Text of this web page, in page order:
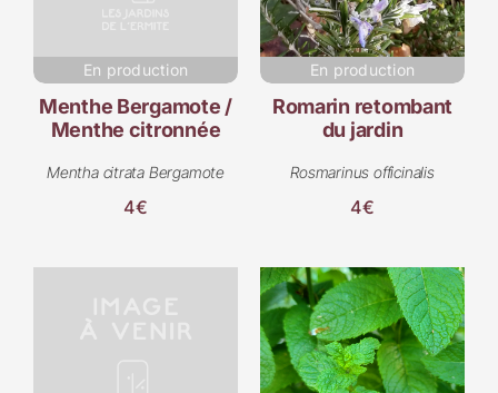
En production
Menthe Bergamote /
Menthe citronnée
Mentha citrata Bergamote
4€
En production
Romarin retombant
du jardin
Rosmarinus officinalis
4€